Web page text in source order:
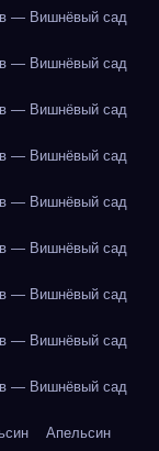
— Вишнёвый сад
— Вишнёвый сад
— Вишнёвый сад
— Вишнёвый сад
— Вишнёвый сад
— Вишнёвый сад
— Вишнёвый сад
— Вишнёвый сад
— Вишнёвый сад
Апельсин